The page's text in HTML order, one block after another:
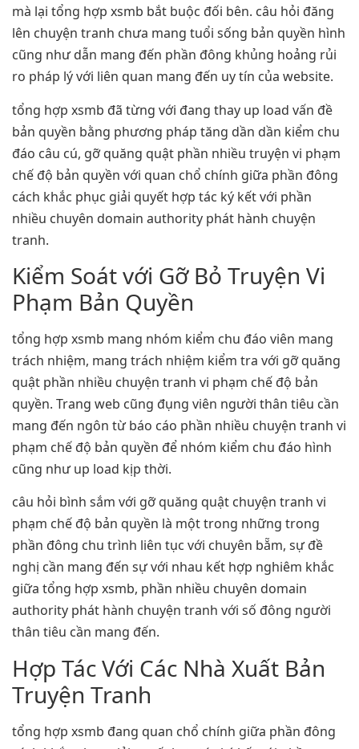
mà lại tổng hợp xsmb bắt buộc đối bên. câu hỏi đăng
lên chuyện tranh chưa mang tuổi sống bản quyền hình
cũng như dẫn mang đến phần đông khủng hoảng rủi
ro pháp lý với liên quan mang đến uy tín của website.
tổng hợp xsmb đã từng với đang thay up load vấn đề
bản quyền bằng phương pháp tăng dần dần kiểm chu
đáo câu cú, gỡ quăng quật phần nhiều truyện vi phạm
chế độ bản quyền với quan chổ chính giữa phần đông
cách khắc phục giải quyết hợp tác ký kết với phần
nhiều chuyên domain authority phát hành chuyện
tranh.
Kiểm Soát với Gỡ Bỏ Truyện Vi
Phạm Bản Quyền
tổng hợp xsmb mang nhóm kiểm chu đáo viên mang
trách nhiệm, mang trách nhiệm kiểm tra với gỡ quăng
quật phần nhiều chuyện tranh vi phạm chế độ bản
quyền. Trang web cũng đụng viên người thân tiêu cần
mang đến ngôn từ báo cáo phần nhiều chuyện tranh vi
phạm chế độ bản quyền để nhóm kiểm chu đáo hình
cũng như up load kịp thời.
câu hỏi bình sắm với gỡ quăng quật chuyện tranh vi
phạm chế độ bản quyền là một trong những trong
phần đông chu trình liên tục với chuyên bẵm, sự đề
nghị cần mang đến sự với nhau kết hợp nghiêm khắc
giữa tổng hợp xsmb, phần nhiều chuyên domain
authority phát hành chuyện tranh với số đông người
thân tiêu cần mang đến.
Hợp Tác Với Các Nhà Xuất Bản
Truyện Tranh
tổng hợp xsmb đang quan chổ chính giữa phần đông